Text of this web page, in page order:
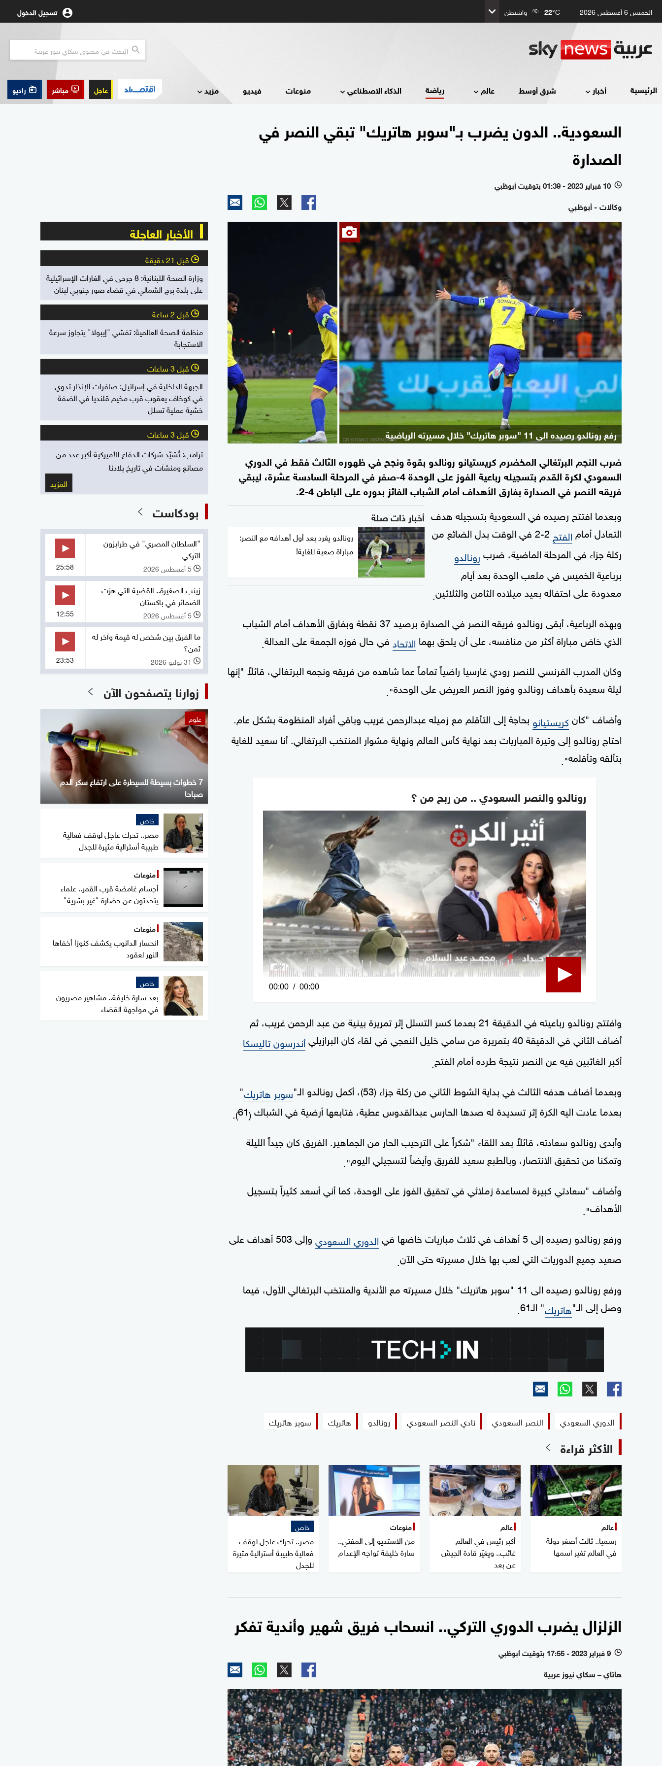
الخميس 6 أغسطس 2026 22°C واشنطن تسجيل الدخول
الرئيسية أخبار شرق أوسط عالم رياضة الذكاء الاصطناعي منوعات فيديو مزيد عاجل مباشر راديو
السعودية.. الدون يضرب بـ"سوبر هاتريك" تبقي النصر في
الصدارة
l 10 فبراير 2023 - 01:39 بتوقيت أبوظبي
وكالات - أبوظبي
رفع رونالدو رصيده الى 11 "سوبر هاتريك" خلال مسيرته الرياضية
ضرب النجم البرتغالي المخضرم كريستيانو رونالدو بقوة ونجح في ظهوره الثالث فقط في الدوري
السعودي لكرة القدم بتسجيله رباعية الفوز على الوحدة 4-صفر في المرحلة السادسة عشرة، ليبقي
فريقه النصر في الصدارة بفارق الأهداف أمام الشباب الفائز بدوره على الباطن 4-2.
أخبار ذات صلة
رونالدو يغرد بعد أول أهدافه مع النصر:
مباراة صعبة للغاية!
وبعدما افتتح رصيده في السعودية بتسجيله هدف
التعادل أمام الفتح
2-2 في الوقت بدل الضائع من
ركلة جزاء في المرحلة الماضية، ضرب رونالدو
برباعية الخميس في ملعب الوحدة بعد أيام
معدودة على احتفاله بعيد ميلاده الثامن والثلاثين
وبهذه الرباعية، أبقى رونالدو فريقه النصر في الصدارة برصيد 37 نقطة وبفارق الأهداف أمام الشباب
الذي خاض مباراة أكثر من منافسه، على أن يلحق بهما الاتحاد في حال فوزه الجمعة على العدالة
وكان المدرب الفرنسي للنصر رودي غارسيا راضياً تماماً عما شاهده من فريقه ونجمه البرتغالي، قائلاً "إنها
ليلة سعيدة بأهداف رونالدو وفوز النصر العريض على الوحدة".
وأضاف "كان كريستيانو بحاجة إلى التأقلم مع زميله عبدالرحمن غريب وباقي أفراد المنظومة بشكل عام.
احتاج رونالدو إلى وتيرة المباريات بعد نهاية كأس العالم ونهاية مشوار المنتخب البرتغالي. أنا سعيد للغاية
بتألقه وتأقلمه".
رونالدو والنصر السعودي .. من ربح من ؟
0
seconds
Volume
100%
00:00 00:00
وافتتح رونالدو رباعيته في الدقيقة 21 بعدما كسر التسلل إثر تمريرة بينية من عبد الرحمن غريب، ثم
أضاف الثاني في الدقيقة 40 بتمريرة من سامي خليل النعجي في لقاء كان البرازيلي
أندرسون تاليسكا
أكبر الغائبين فيه عن النصر نتيجة طرده أمام الفتح
وبعدما أضاف هدفه الثالث في بداية الشوط الثاني من ركلة جزاء (53)، أكمل رونالدو الـ"
سوبر هاتريك"
بعدما عادت اليه الكرة إثر تسديدة له صدها الحارس عبدالقدوس عطية، فتابعها أرضية في الشباك(
61
).
وأبدى رونالدو سعادته، قائلاً بعد اللقاء "شكراً على الترحيب الحار من الجماهير. الفريق كان جيداً الليلة
وتمكنا من تحقيق الانتصار، وبالطبع سعيد للفريق وأيضاً لتسجيلي اليوم".
وأضاف "سعادتي كبيرة لمساعدة زملائي في تحقيق الفوز على الوحدة، كما أني أسعد كثيراً بتسجيل
الأهداف".
ورفع رونالدو رصيده إلى 5 أهداف في ثلاث مباريات خاضها في
الدوري السعودي
وإلى 503 أهداف على
صعيد جميع الدوريات التي لعب بها خلال مسيرته حتى الآن.
ورفع رونالدو رصيده الى 11 "سوبر هاتريك" خلال مسيرته مع الأندية والمنتخب البرتغالي الأول، فيما
وصل إلى الـ"هاتريك" الـ61
الدوري السعودي النصر السعودي نادي النصر السعودي رونالدو هاتريك سوبر هاتريك
الأكثر قراءة
عالم
رسميا.. ثالث أصغر دولة
في العالم تغير اسمها
عالم
أكبر رئيس في العالم
غائب.. ويغيّر قادة الجيش
عن بعد
منوعات
من الاستديو إلى المفتي..
سارة خليفة تواجه الإعدام
خاص
مصر.. تحرك عاجل لوقف
فعالية طبيبة أسترالية مثيرة
للجدل
الزلزال يضرب الدوري التركي.. انسحاب فريق شهير وأندية تفكر
l 9 فبراير 2023 - 17:55 بتوقيت أبوظبي
هاتاي – سكاي نيوز عربية
الأخبار العاجلة
l قبل 21 دقيقة
وزارة الصحة اللبنانية: 8 جرحى في الغارات الإسرائيلية
على بلدة برج الشمالي في قضاء صور جنوبي لبنان
l قبل 2 ساعة
منظمة الصحة العالمية: تفشي "إيبولا" يتجاوز سرعة
الاستجابة
l قبل 3 ساعات
الجبهة الداخلية في إسرائيل: صافرات الإنذار تدوي
في كوخاف يعقوب قرب مخيم قلنديا في الضفة
خشية عملية تسلل
l قبل 3 ساعات
ترامب: تُشيّد شركات الدفاع الأميركية أكبر عدد من
مصانع ومنشآت في تاريخ بلادنا
المزيد
بودكاست
"السلطان المصري" في طرابزون
التركي
l 5 أغسطس 2026 25:58
زينب الصغيرة.. القضية التي هزت
الضمائر في باكستان
l 5 أغسطس 2026 12:55
ما الفرق بين شخص له قيمة وآخر له
ثمن؟
l 31 يوليو 2026 23:53
زوارنا يتصفحون الآن
علوم
7 خطوات بسيطة للسيطرة على ارتفاع سكر الدم
صباحا
خاص
مصر.. تحرك عاجل لوقف فعالية
طبيبة أسترالية مثيرة للجدل
منوعات
أجسام غامضة قرب القمر.. علماء
يتحدثون عن حضارة "غير بشرية"
منوعات
انحسار الدانوب يكشف كنوزا أخفاها
النهر لعقود
خاص
بعد سارة خليفة.. مشاهير مصريون
في مواجهة القضاء